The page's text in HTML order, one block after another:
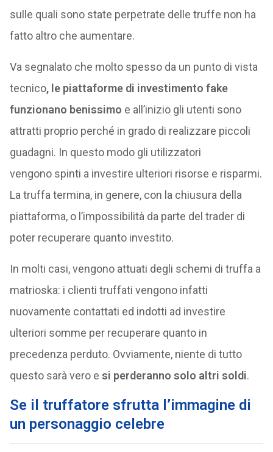
sulle quali sono state perpetrate delle truffe non ha
fatto altro che aumentare.
Va segnalato che molto spesso da un punto di vista
tecnico, le piattaforme di investimento fake
funzionano benissimo e all’inizio gli utenti sono
attratti proprio perché in grado di realizzare piccoli
guadagni. In questo modo gli utilizzatori
vengono spinti a investire ulteriori risorse e risparmi.
La truffa termina, in genere, con la chiusura della
piattaforma, o l’impossibilità da parte del trader di
poter recuperare quanto investito.
In molti casi, vengono attuati degli schemi di truffa a
matrioska: i clienti truffati vengono infatti
nuovamente contattati ed indotti ad investire
ulteriori somme per recuperare quanto in
precedenza perduto. Ovviamente, niente di tutto
questo sarà vero e si perderanno solo altri soldi.
Se il truffatore sfrutta l’immagine di
un personaggio celebre